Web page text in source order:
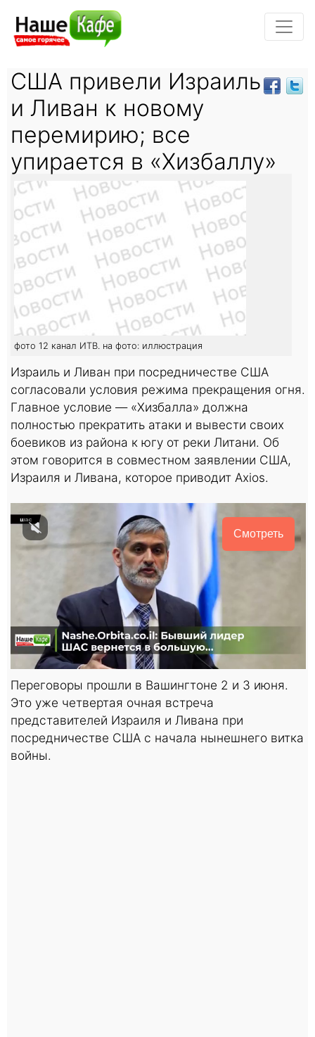
США привели Израиль
и Ливан к новому
перемирию; все
упирается в «Хизбаллу»
фото 12 канал ИТВ. на фото: иллюстрация
Израиль и Ливан при посредничестве США
согласовали условия режима прекращения огня.
Главное условие — «Хизбалла» должна
полностью прекратить атаки и вывести своих
боевиков из района к югу от реки Литани. Об
этом говорится в совместном заявлении США,
Израиля и Ливана, которое приводит Axios.
Смотреть
Переговоры прошли в Вашингтоне 2 и 3 июня.
Это уже четвертая очная встреча
представителей Израиля и Ливана при
посредничестве США с начала нынешнего витка
войны.